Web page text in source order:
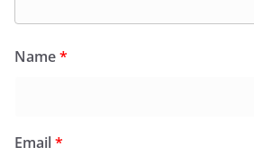
Name*
Email*